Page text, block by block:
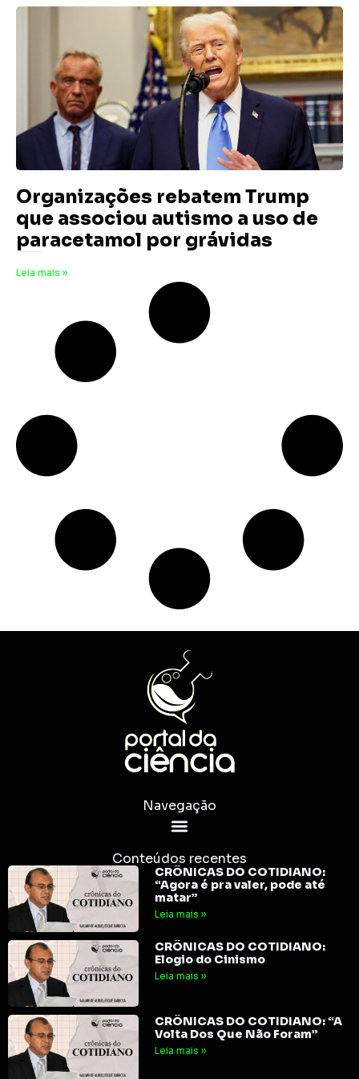
Organizações rebatem Trump
que associou autismo a uso de
paracetamol por grávidas
Leia mais »
Navegação
Conteúdos recentes
CRÔNICAS DO COTIDIANO:
“Agora é pra valer, pode até
matar”
Leia mais »
CRÔNICAS DO COTIDIANO:
Elogio do Cinismo
Leia mais »
CRÔNICAS DO COTIDIANO: “A
Volta Dos Que Não Foram”
Leia mais »